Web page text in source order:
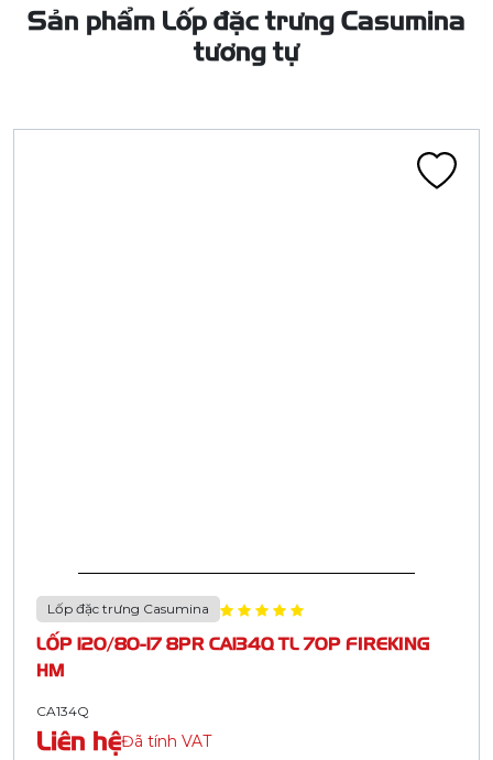
Sản phẩm Lốp đặc trưng Casumina
tương tự
Lốp đặc trưng Casumina
LỐP 120/80-17 8PR CA134Q TL 70P FIREKING
HM
CA134Q
Liên hệĐã tính VAT